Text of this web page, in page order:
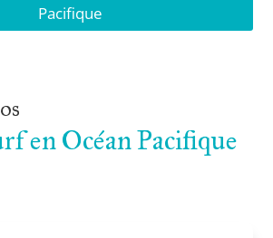
Pacifique
en Océan Pacifique